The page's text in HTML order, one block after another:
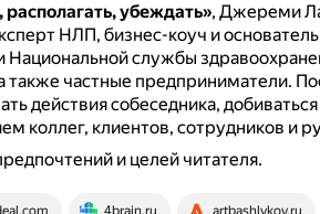
убеждать», Джереми
НЛП, бизнес-коуч и
Национальной службы
также частные предприниматели.
действия собеседника,
коллег, клиентов, сотрудников и
и целей читателя.
4brain.ru artbashlykov.ru